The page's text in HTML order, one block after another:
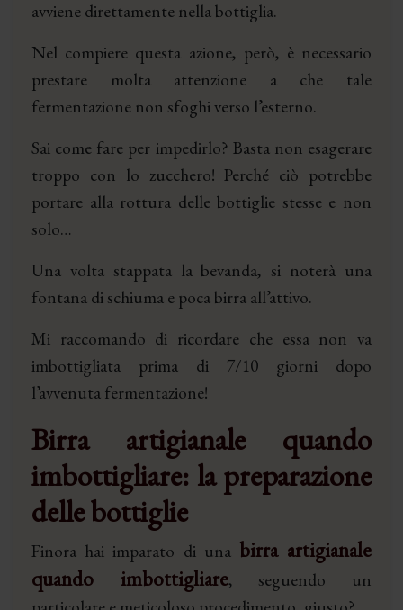
avviene direttamente nella bottiglia.
Nel compiere questa azione, però, è necessario
prestare molta attenzione a che tale
fermentazione non sfoghi verso l’esterno.
Sai come fare per impedirlo? Basta non esagerare
troppo con lo zucchero! Perché ciò potrebbe
portare alla rottura delle bottiglie stesse e non
solo…
Una volta stappata la bevanda, si noterà una
fontana di schiuma e poca birra all’attivo.
Mi raccomando di ricordare che essa non va
imbottigliata prima di 7/10 giorni dopo
l’avvenuta fermentazione!
Birra artigianale quando
imbottigliare: la preparazione
delle bottiglie
Finora hai imparato di una birra artigianale
quando imbottigliare, seguendo un